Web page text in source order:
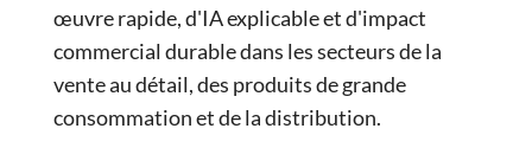
œuvre rapide, d'IA explicable et d'impact
commercial durable dans les secteurs de la
vente au détail, des produits de grande
consommation et de la distribution.